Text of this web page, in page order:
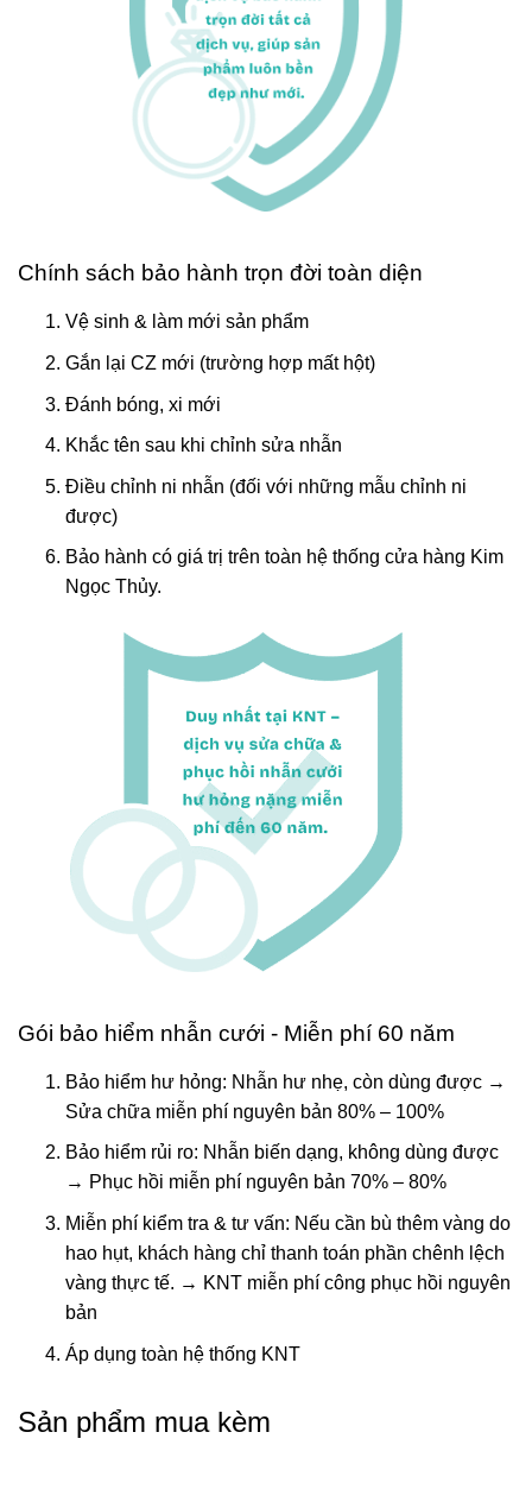
Chính sách bảo hành trọn đời toàn diện
Vệ sinh & làm mới sản phẩm
Gắn lại CZ mới (trường hợp mất hột)
Đánh bóng, xi mới
Khắc tên sau khi chỉnh sửa nhẫn
Điều chỉnh ni nhẫn (đối với những mẫu chỉnh ni
được)
Bảo hành có giá trị trên toàn hệ thống cửa hàng Kim
Ngọc Thủy.
Gói bảo hiểm nhẫn cưới - Miễn phí 60 năm
Bảo hiểm hư hỏng: Nhẫn hư nhẹ, còn dùng được →
Sửa chữa miễn phí nguyên bản 80% – 100%
Bảo hiểm rủi ro: Nhẫn biến dạng, không dùng được
→ Phục hồi miễn phí nguyên bản 70% – 80%
Miễn phí kiểm tra & tư vấn: Nếu cần bù thêm vàng do
hao hụt, khách hàng chỉ thanh toán phần chênh lệch
vàng thực tế. → KNT miễn phí công phục hồi nguyên
bản
Áp dụng toàn hệ thống KNT
Sản phẩm mua kèm